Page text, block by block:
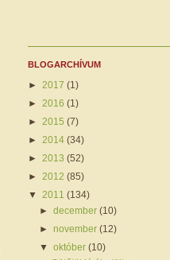
BLOGARCHÍVUM
► 2017 (1)
► 2016 (1)
► 2015 (7)
► 2014 (34)
► 2013 (52)
► 2012 (85)
▼ 2011 (134)
►december(10)
►november(12)
▼október(10)